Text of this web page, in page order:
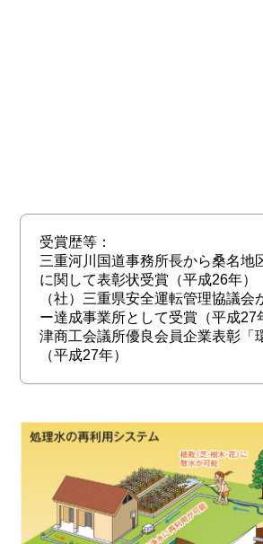
受賞歴等：
三重河川国道事務所長から桑名地
に関して表彰状受賞（平成26年）
（社）三重県安全運転管理協議会
ー達成事業所として受賞（平成27
津商工会議所優良会員企業表彰「
（平成27年）